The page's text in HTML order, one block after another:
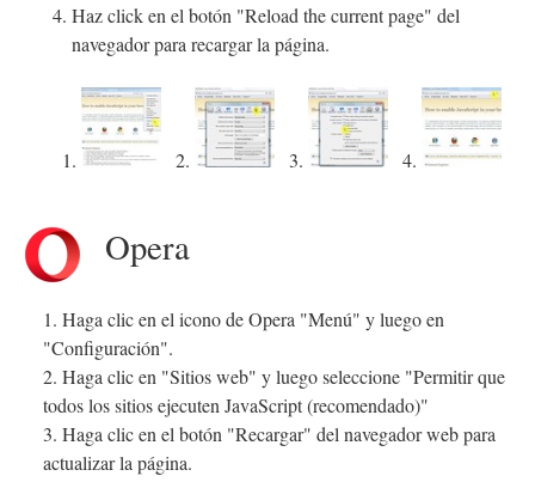
Haz click en el botón "Reload the current page" del
navegador para recargar la página.
1. 2. 3. 4.
Opera
1. Haga clic en el icono de Opera "Menú" y luego en
"Configuración".
2. Haga clic en "Sitios web" y luego seleccione "Permitir que
todos los sitios ejecuten JavaScript (recomendado)"
3. Haga clic en el botón "Recargar" del navegador web para
actualizar la página.